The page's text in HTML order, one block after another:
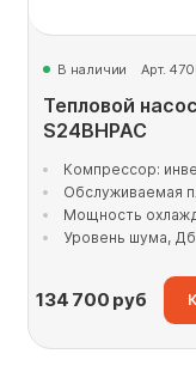
В наличии Арт.
Тепловой
S24BHPAC
Компрессор:
Обслуживаемая
Мощность
Уровень шума,
134 700 руб